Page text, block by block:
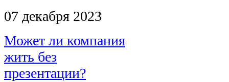
07 декабря 2023
Может ли компания
жить без
презентации?